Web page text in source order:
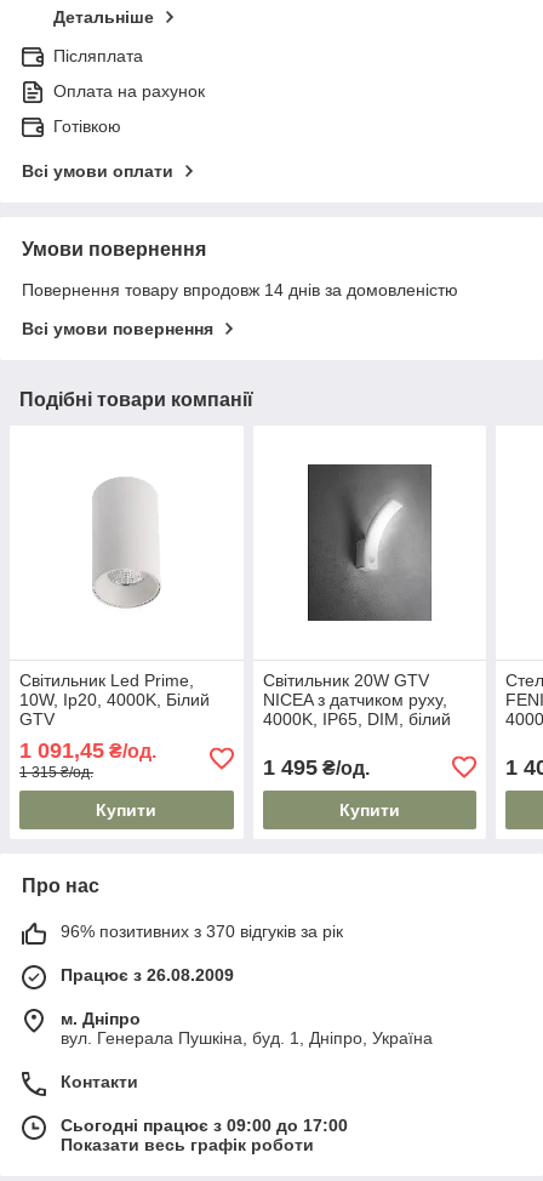
Детальніше
Післяплата
Оплата на рахунок
Готівкою
Всі умови оплати
Умови повернення
Повернення товару впродовж 14 днів за домовленістю
Всі умови повернення
Подібні товари компанії
Світильник Led Prime,
10W, Ip20, 4000K, Білий
GTV
1 091,45 ₴/од.
1 315 ₴/од.
Купити
Світильник 20W GTV
NICEA з датчиком руху,
4000K, IP65, DIM, білий
1 495₴/од.
Купити
1
Про нас
96% позитивних з 370 відгуків за рік
Працює з 26.08.2009
м. Дніпро
вул. Генерала Пушкіна, буд. 1, Дніпро, Україна
Контакти
Сьогодні працює з 09:00 до 17:00
Показати весь графік роботи